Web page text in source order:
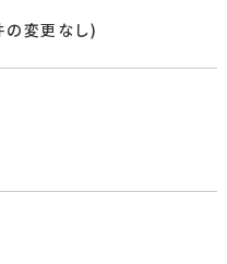
変更なし)